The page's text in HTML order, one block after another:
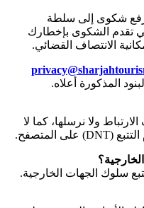
شكوى إلى سلطة
تقدم الشكوى بإخطارك
الانتصاف القضائي.
المذكورة أعلاه.
ولا نرسلها، كما لا
(DNT) على المتصفح.
سلوك الجهات الخارجية.